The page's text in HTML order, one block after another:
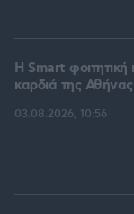
Η Smart φοιτητική
καρδιά της Αθήνας
03.08.2026, 10:56